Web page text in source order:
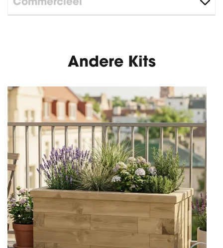
Commercieel
Andere Kits